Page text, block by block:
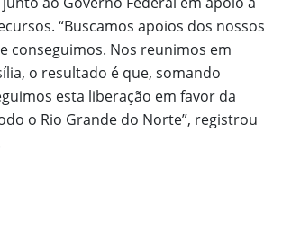
“Buscamos apoios dos nossos
conseguimos. Nos reunimos em
o resultado é que, somando
esta liberação em favor da
o Rio Grande do Norte”, registrou